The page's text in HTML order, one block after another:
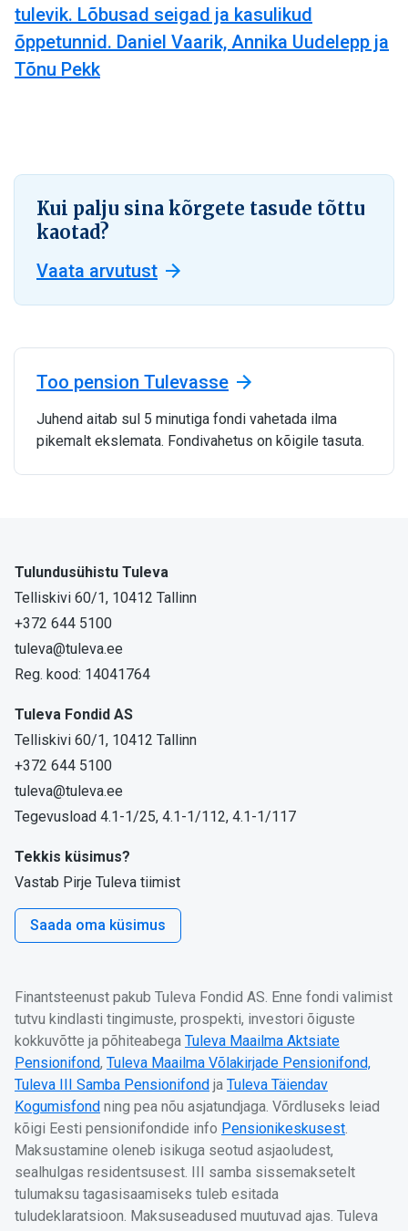
tulevik. Lõbusad seigad ja kasulikud
õppetunnid. Daniel Vaarik, Annika Uudelepp ja
Tõnu Pekk
Kui palju sina kõrgete tasude tõttu
kaotad?
Vaata arvutust
Too pension Tulevasse
Juhend aitab sul 5 minutiga fondi vahetada ilma
pikemalt ekslemata. Fondivahetus on kõigile tasuta.
Tulundusühistu Tuleva
Telliskivi 60/1, 10412 Tallinn
+372 644 5100
tuleva@tuleva.ee
Reg. kood: 14041764
Tuleva Fondid AS
Telliskivi 60/1, 10412 Tallinn
+372 644 5100
tuleva@tuleva.ee
Tegevusload 4.1-1/25, 4.1-1/112, 4.1-1/117
Tekkis küsimus?
Vastab Pirje Tuleva tiimist
Saada oma küsimus
Finantsteenust pakub Tuleva Fondid AS. Enne fondi valimist
tutvu kindlasti tingimuste, prospekti, investori õiguste
kokkuvõtte ja põhiteabega Tuleva Maailma Aktsiate
Pensionifond, Tuleva Maailma Võlakirjade Pensionifond,
Tuleva III Samba Pensionifond ja Tuleva Täiendav
Kogumisfond ning pea nõu asjatundjaga. Võrdluseks leiad
kõigi Eesti pensionifondide info Pensionikeskusest.
Maksustamine oleneb isikuga seotud asjaoludest,
sealhulgas residentsusest. III samba sissemaksetelt
tulumaksu tagasisaamiseks tuleb esitada
tuludeklaratsioon. Maksuseadused muutuvad ajas. Tuleva